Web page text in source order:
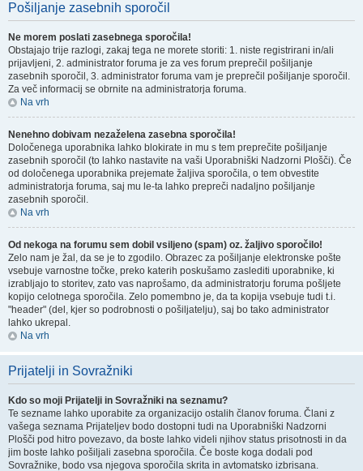
Pošiljanje zasebnih sporočil
Ne morem poslati zasebnega sporočila!
Obstajajo trije razlogi, zakaj tega ne morete storiti: 1. niste registrirani in/ali
prijavljeni, 2. administrator foruma je za ves forum preprečil pošiljanje
zasebnih sporočil, 3. administrator foruma vam je preprečil pošiljanje sporočil.
Za več informacij se obrnite na administratorja foruma.
Na vrh
Nenehno dobivam nezaželena zasebna sporočila!
Določenega uporabnika lahko blokirate in mu s tem preprečite pošiljanje
zasebnih sporočil (to lahko nastavite na vaši Uporabniški Nadzorni Plošči). Če
od določenega uporabnika prejemate žaljiva sporočila, o tem obvestite
administratorja foruma, saj mu le-ta lahko prepreči nadaljno pošiljanje
zasebnih sporočil.
Na vrh
Od nekoga na forumu sem dobil vsiljeno (spam) oz. žaljivo sporočilo!
Zelo nam je žal, da se je to zgodilo. Obrazec za pošiljanje elektronske pošte
vsebuje varnostne točke, preko katerih poskušamo zaslediti uporabnike, ki
izrabljajo to storitev, zato vas naprošamo, da administratorju foruma pošljete
kopijo celotnega sporočila. Zelo pomembno je, da ta kopija vsebuje tudi t.i.
"header" (del, kjer so podrobnosti o pošiljatelju), saj bo tako administrator
lahko ukrepal.
Na vrh
Prijatelji in Sovražniki
Kdo so moji Prijatelji in Sovražniki na seznamu?
Te sezname lahko uporabite za organizacijo ostalih članov foruma. Člani z
vašega seznama Prijateljev bodo dostopni tudi na Uporabniški Nadzorni
Plošči pod hitro povezavo, da boste lahko videli njihov status prisotnosti in da
jim boste lahko pošiljali zasebna sporočila. Če boste koga dodali pod
Sovražnike, bodo vsa njegova sporočila skrita in avtomatsko izbrisana.